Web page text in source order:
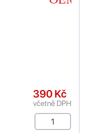
390 Kč
včetně DPH